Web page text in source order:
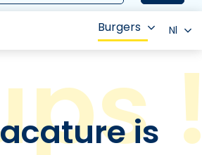
Burgers Nl
is